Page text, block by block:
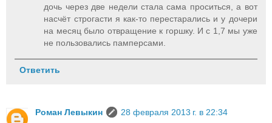
дочь через две недели стала сама проситься, а вот
насчёт строгасти я как-то перестарались и у дочери
на месяц было отвращение к горшку. И с 1,7 мы уже
не пользовались памперсами.
Ответить
Роман Левыкин
28 февраля 2013 г. в 22:34